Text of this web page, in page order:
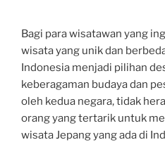
Bagi para wisatawan yang
wisata yang unik dan
Indonesia menjadi pilihan
keberagaman budaya dan
oleh kedua negara, tidak
orang yang tertarik untuk
wisata Jepang yang ada di